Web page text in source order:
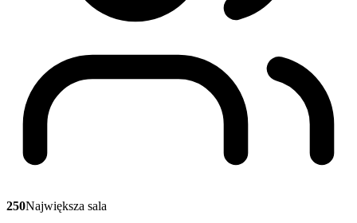
250Największa sala